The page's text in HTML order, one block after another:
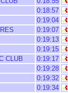
0:18:57
0:19:04
0:19:07
0:19:13
0:19:15
CLUB
0:19:17
0:19:28
0:19:32
0:19:34